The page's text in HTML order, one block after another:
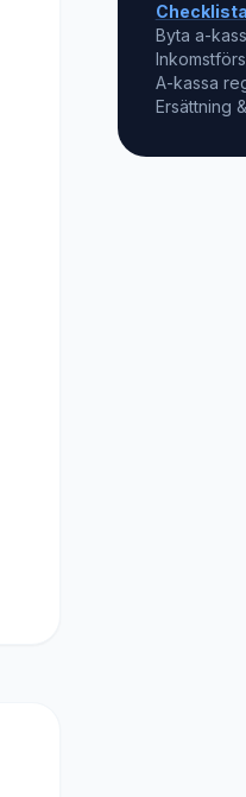
Byta a-
A-kassa
Ersättning